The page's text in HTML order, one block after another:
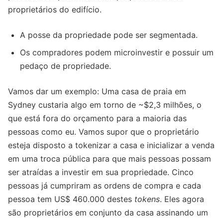
proprietários do edifício.
A posse da propriedade pode ser segmentada.
Os compradores podem microinvestir e possuir um
pedaço de propriedade.
Vamos dar um exemplo: Uma casa de praia em
Sydney custaria algo em torno de ~$2,3 milhões, o
que está fora do orçamento para a maioria das
pessoas como eu. Vamos supor que o proprietário
esteja disposto a tokenizar a casa e inicializar a venda
em uma troca pública para que mais pessoas possam
ser atraídas a investir em sua propriedade. Cinco
pessoas já cumpriram as ordens de compra e cada
pessoa tem US$ 460.000 destes tokens. Eles agora
são proprietários em conjunto da casa assinando um